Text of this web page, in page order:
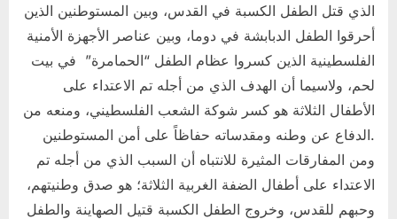
الذي قتل الطفل الكسبة في القدس، وبين المستوطنين الذين
أحرقوا الطفل الدبابشة في دوما، وبين عناصر الأجهزة الأمنية
الفلسطينية الذين كسروا عظام الطفل “الحمامرة” في بيت
لحم، ولاسيما أن الهدف الذي من أجله تم الاعتداء على
الأطفال الثلاثة هو كسر شوكة الشعب الفلسطيني، ومنعه من
الدفاع عن وطنه ومقدساته حفاظاً على أمن المستوطنين.
ومن المفارقات المثيرة للانتباه أن السبب الذي من أجله تم
الاعتداء على أطفال الضفة الغربية الثلاثة؛ هو صدق وطنيتهم،
وحبهم للقدس، وخروج الطفل الكسبة قتيل الصهاينة والطفل